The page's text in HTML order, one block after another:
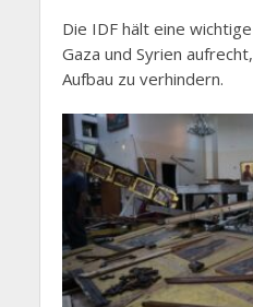
Die IDF hält eine
Gaza und Syrien
Aufbau zu verhindern.